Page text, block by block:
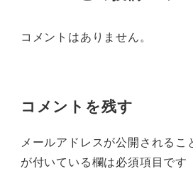
コメントはありません。
コメントを残す
メールアドレスが公開されるこ
が付いている欄は必須項目です